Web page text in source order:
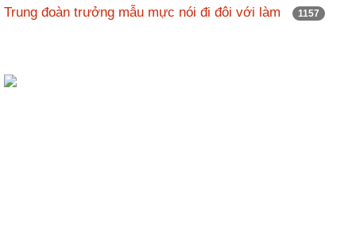
Trung đoàn trưởng mẫu mực nói đi đôi với làm 1157